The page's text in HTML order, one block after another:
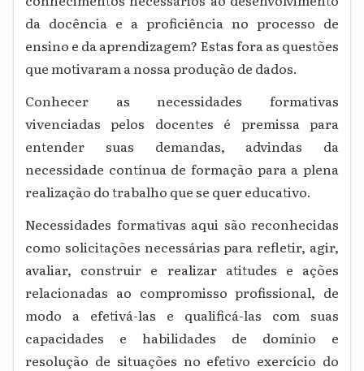
da docência e a proficiência no processo de
ensino e da aprendizagem? Estas fora as questões
que motivaram a nossa produção de dados.
Conhecer as necessidades formativas
vivenciadas pelos docentes é premissa para
entender suas demandas, advindas da
necessidade contínua de formação para a plena
realização do trabalho que se quer educativo.
Necessidades formativas aqui são reconhecidas
como solicitações necessárias para refletir, agir,
avaliar, construir e realizar atitudes e ações
relacionadas ao compromisso profissional, de
modo a efetivá-las e qualificá-las com suas
capacidades e habilidades de domínio e
resolução de situações no efetivo exercício do